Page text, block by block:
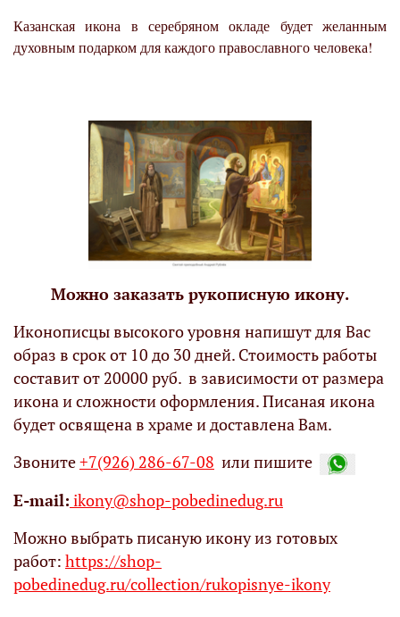
Казанская икона в серебряном окладе будет желанным
духовным подарком для каждого православного человека!
Можно заказать рукописную икону.
Иконописцы высокого уровня напишут для Вас
образ в срок от 10 до 30 дней. Стоимость работы
составит от 20000 руб. в зависимости от размера
икона и сложности оформления. Писаная икона
будет освящена в храме и доставлена Вам.
Звоните+7(926) 286-67-08 или пишите
Е-mail: ikony@shop-pobedinedug.ru
Можно выбрать писаную икону из готовых
работ: https://shop-
pobedinedug.ru/collection/rukopisnye-ikony